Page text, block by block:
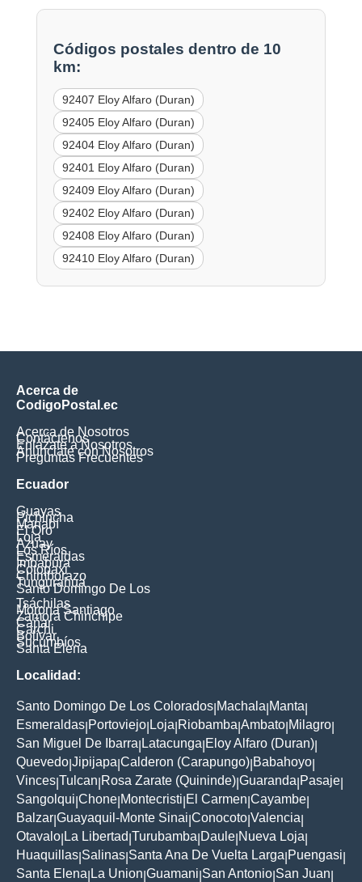
Códigos postales dentro de 10
km:
92407 Eloy Alfaro (Duran)
92405 Eloy Alfaro (Duran)
92404 Eloy Alfaro (Duran)
92401 Eloy Alfaro (Duran)
92409 Eloy Alfaro (Duran)
92402 Eloy Alfaro (Duran)
92408 Eloy Alfaro (Duran)
92410 Eloy Alfaro (Duran)
Acerca de
CodigoPostal.ec
Acerca de Nosotros
Contáctenos
Enlázate a Nosotros
Anúnciate con Nosotros
Preguntas Frecuentes
Ecuador
Guayas
Pichincha
Manabí
El Oro
Loja
Azuay
Los Ríos
Esmeraldas
Imbabura
Cotopaxi
Chimborazo
Tungurahua
Santo Domingo De Los
Tsáchilas
Morona Santiago
Zamora Chinchipe
Cañar
Carchi
Bolívar
Sucumbíos
Santa Elena
Localidad:
Santo Domingo De Los Colorados Machala Manta
Esmeraldas Portoviejo Loja Riobamba Ambato Milagro
San Miguel De Ibarra Latacunga Eloy Alfaro (Duran)
Quevedo Jipijapa Calderon (Carapungo) Babahoyo
Vinces Tulcan Rosa Zarate (Quininde) Guaranda Pasaje
Sangolqui Chone Montecristi El Carmen Cayambe
Balzar Guayaquil-Monte Sinai Conocoto Valencia
Otavalo La Libertad Turubamba Daule Nueva Loja
Huaquillas Salinas Santa Ana De Vuelta Larga Puengasi
Santa Elena La Union Guamani San Antonio San Juan